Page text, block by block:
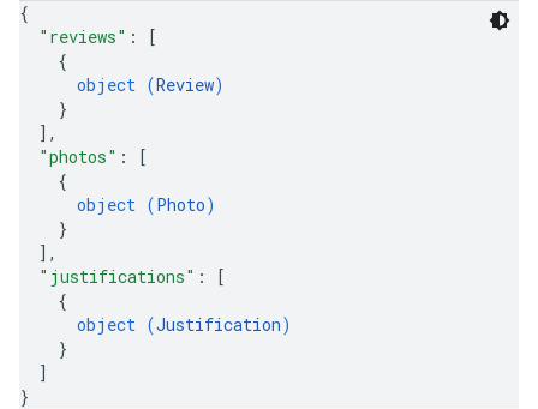
{
"reviews" :
[
{
object (Review)
}
] ,
"photos" :
[
{
object (Photo)
}
] ,
"justifications" :
[
{
object (Justification)
}
]
}